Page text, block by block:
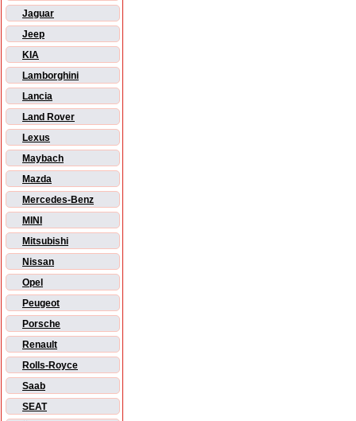
Jaguar
Jeep
KIA
Lamborghini
Lancia
Land Rover
Lexus
Maybach
Mazda
Mercedes-Benz
MINI
Mitsubishi
Nissan
Opel
Peugeot
Porsche
Renault
Rolls-Royce
Saab
SEAT